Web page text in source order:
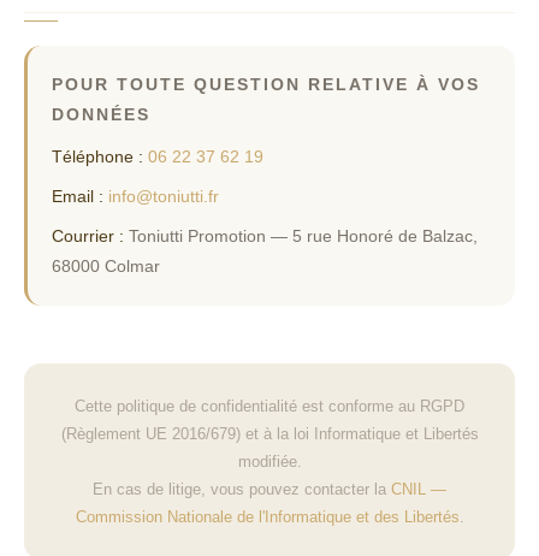
POUR TOUTE QUESTION RELATIVE À VOS
DONNÉES
Téléphone : 06 22 37 62 19
Email : info@toniutti.fr
Courrier : Toniutti Promotion — 5 rue Honoré de Balzac,
68000 Colmar
Cette politique de confidentialité est conforme au RGPD
(Règlement UE 2016/679) et à la loi Informatique et Libertés
modifiée.
En cas de litige, vous pouvez contacter la CNIL —
Commission Nationale de l'Informatique et des Libertés.